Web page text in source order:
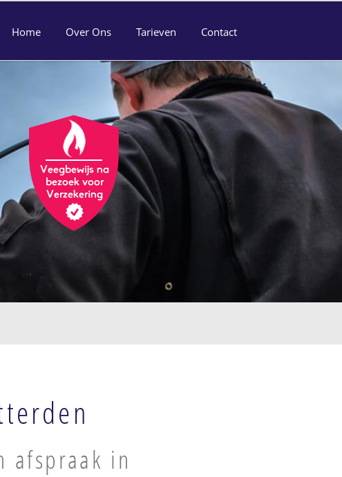
Home Over Ons Tarieven Contact
afspraak in